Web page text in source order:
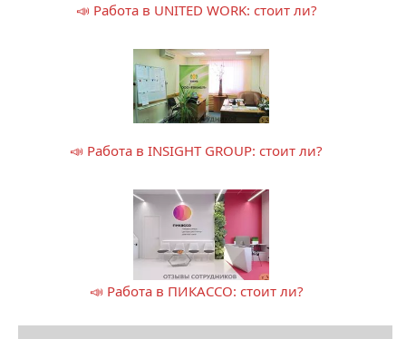
📣 Работа в UNITED WORK: стоит ли?
📣 Работа в INSIGHT GROUP: стоит ли?
📣 Работа в ПИКАССО: стоит ли?